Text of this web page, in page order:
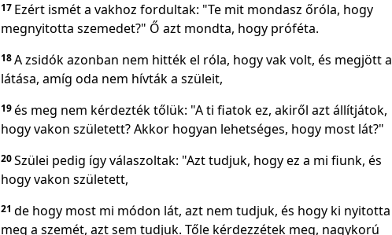
17 Ezért ismét a vakhoz fordultak: "Te mit mondasz őróla, hogy
megnyitotta szemedet?" Ő azt mondta, hogy próféta.
18A zsidók azonban nem hitték el róla, hogy vak volt, és megjött a
látása, amíg oda nem hívták a szüleit,
19és meg nem kérdezték tőlük: "A ti fiatok ez, akiről azt állítjátok,
hogy vakon született? Akkor hogyan lehetséges, hogy most lát?"
20Szülei pedig így válaszoltak: "Azt tudjuk, hogy ez a mi fiunk, és
hogy vakon született,
21 de hogy most mi módon lát, azt nem tudjuk, és hogy ki nyitotta
meg a szemét, azt sem tudjuk. Tőle kérdezzétek meg, nagykorú